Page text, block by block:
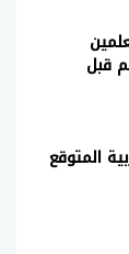
قبل